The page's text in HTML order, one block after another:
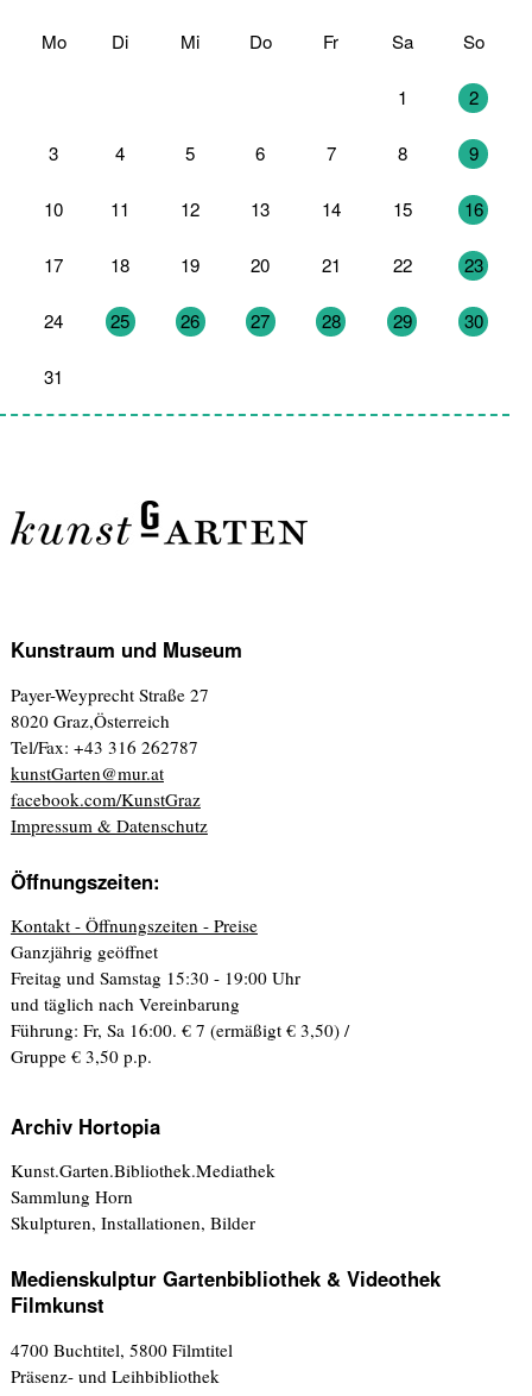
Mo Di Mi Do Fr Sa So
1 2
3 4 5 6 7 8 9
10 11 12 13 14 15 16
17 18 19 20 21 22 23
24 25 26 27 28 29 30
31
Kunstraum und Museum
Payer-Weyprecht Straße 27
8020 Graz,Österreich
Tel/Fax: +43 316 262787
kunstGarten@mur.at
facebook.com/KunstGraz
Impressum & Datenschutz
Öffnungszeiten:
Kontakt - Öffnungszeiten - Preise
Ganzjährig geöffnet
Freitag und Samstag 15:30 - 19:00 Uhr
und täglich nach Vereinbarung
Führung: Fr, Sa 16:00. € 7 (ermäßigt € 3,50) /
Gruppe € 3,50 p.p.
Archiv Hortopia
Kunst.Garten.Bibliothek.Mediathek
Sammlung Horn
Skulpturen, Installationen, Bilder
Medienskulptur Gartenbibliothek & Videothek
Filmkunst
4700 Buchtitel, 5800 Filmtitel
Präsenz- und Leihbibliothek